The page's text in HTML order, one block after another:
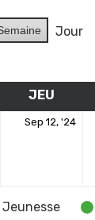
Jour
JEU
Sep 12, '24